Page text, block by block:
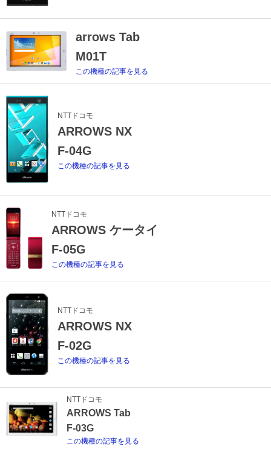
arrows Tab
M01T
この機種の記事を見る
NTTドコモ
ARROWS NX
F-04G
この機種の記事を見る
NTTドコモ
ARROWS ケータイ
F-05G
この機種の記事を見る
NTTドコモ
ARROWS NX
F-02G
この機種の記事を見る
NTTドコモ
ARROWS Tab
F-03G
この機種の記事を見る